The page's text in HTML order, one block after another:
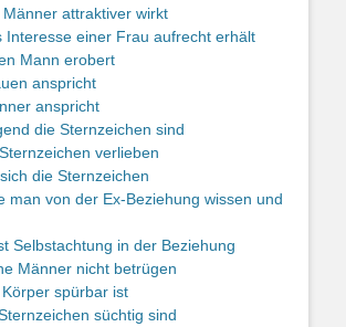
attraktiver wirkt
Interesse einer Frau aufrecht erhält
Mann erobert
anspricht
anspricht
die Sternzeichen sind
verlieben
die Sternzeichen
man von der Ex-Beziehung wissen und
Selbstachtung in der Beziehung
Männer nicht betrügen
spürbar ist
süchtig sind